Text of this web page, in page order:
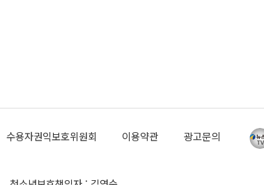
수용자권익보호위원회 이용약관 광고문의